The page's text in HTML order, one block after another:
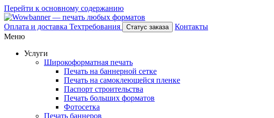
Перейти к основному содержанию
Оплата и доставка Техтребования Статус заказа
Контакты
Меню
Услуги
Широкоформатная печать
Печать на баннерной сетке
Печать на самоклеющейся пленке
Паспорт строительства
Печать больших форматов
Фотосетка
Печать баннеров